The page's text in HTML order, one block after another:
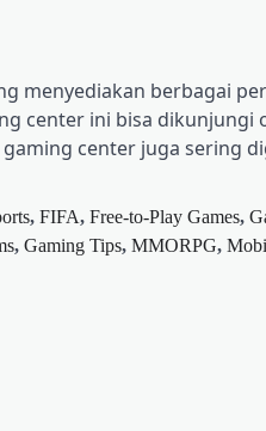
menyediakan berbagai
center ini bisa
center juga sering
, FIFA, Free-to-Play Games,
, Gaming Tips, MMORPG,